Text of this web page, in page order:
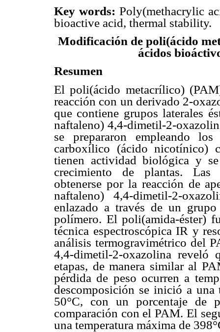
Key words: Poly(methacrylic
bioactive acid, thermal stability.
Modificación de poli(ácido
ácidos
Resumen
El poli(ácido metacrílico)
reacción con un derivado 2-
que contiene grupos laterales
naftaleno) 4,4-dimetil-2-
se prepararon empleando
carboxílico (ácido nicotínico)
tienen actividad biológica y
crecimiento de plantas. Las
obtenerse por la reacción de
naftaleno) 4,4-dimetil-2-
enlazado a través de un
polímero. El poli(amida-éster)
técnica espectroscópica IR y
análisis termogravimétrico del
4,4-dimetil-2-oxazolina
etapas, de manera similar al
pérdida de peso ocurren a
descomposición se inició a una
50°C, con un porcentaje de
comparación con el PAM. El
una temperatura máxima de